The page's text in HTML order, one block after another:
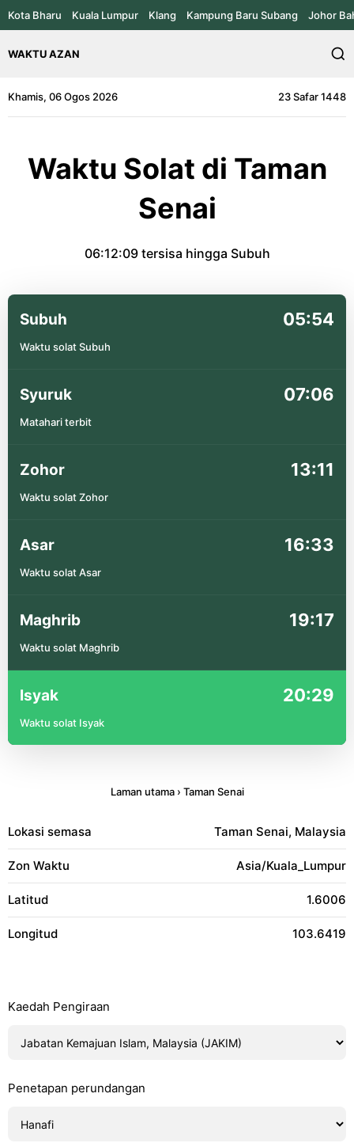
Kota Bharu Kuala Lumpur Klang Kampung Baru Subang Johor
WAKTU AZAN
Khamis, 06 Ogos 2026 23 Safar 1448
Waktu Solat di Taman
Senai
06:12:09tersisa hingga Subuh
Subuh 05:54
Waktu solat Subuh
Syuruk 07:06
Matahari terbit
Zohor 13:11
Waktu solat Zohor
Asar 16:33
Waktu solat Asar
Maghrib 19:17
Waktu solat Maghrib
Isyak 20:29
Waktu solat Isyak
Laman utama› Taman Senai
Lokasi semasa Taman Senai, Malaysia
Zon Waktu Asia/Kuala_Lumpur
Latitud 1.6006
Longitud 103.6419
Kaedah Pengiraan
Penetapan perundangan